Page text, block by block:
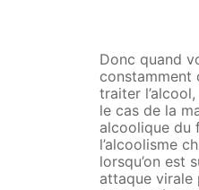
Donc quand
constamment
traiter
le cas de la
alcoolique du
l’alcoolisme
lorsqu’on est
attaque virale